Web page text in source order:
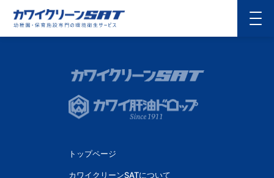
トップページ
カワイクリーンSATについて